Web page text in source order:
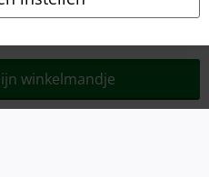
winkelmandje